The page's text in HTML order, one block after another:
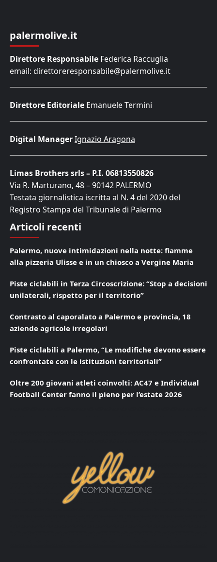
palermolive.it
Direttore Responsabile Federica Raccuglia
email: direttoreresponsabile@palermolive.it
Direttore Editoriale Emanuele Termini
Digital ManagerIgnazio Aragona
Limas Brothers srls – P.I. 06813550826
Via R. Marturano, 48 – 90142 PALERMO
Testata giornalistica iscritta al N. 4 del 2020 del
Registro Stampa del Tribunale di Palermo
Articoli recenti
Palermo, nuove intimidazioni nella notte: fiamme
alla pizzeria Ulisse e in un chiosco a Vergine Maria
Piste ciclabili in Terza Circoscrizione: “Stop a decisioni
unilaterali, rispetto per il territorio”
Contrasto al caporalato a Palermo e provincia, 18
aziende agricole irregolari
Piste ciclabili a Palermo, “Le modifiche devono essere
confrontate con le istituzioni territoriali”
Oltre 200 giovani atleti coinvolti: AC47 e Individual
Football Center fanno il pieno per l’estate 2026